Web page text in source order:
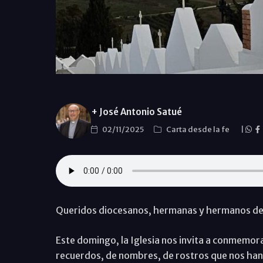
+ José Antonio Satué
02/11/2025 Carta desde la fe
Queridos diocesanos, hermanas y hermanos
Este domingo, la Iglesia nos invita a
recuerdos, de nombres, de rostros que nos